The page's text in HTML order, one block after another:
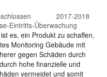
2017-2018
Eintritts-Überwachung
es, ein Produkt zu schaffen,
Monitoring Gebäude mit
gegen Schäden durch
hohe finanzielle und
vermeidet und somit